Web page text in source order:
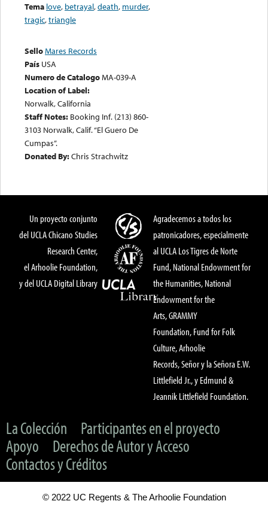
Tema love, betrayal,death, murder,
tragic,triangle
SelloMares Records
País USA
Numero de CatalogoMA-039-A
Location of Label:
Norwalk, California
Staff Notes: Booking Inf. (213) 860-
3103 Norwalk, Calif. “El Guero De
Cumpas”.
Donated By:Chris Strachwitz
Un proyecto conjunto
del UCLA Chicano Studies
Research Center,
el Arhoolie Foundation,
y del UCLA Digital Library
Agradecemos a todos los
patronicadores, especialmente
al UCLA Los Tigres de Norte
Fund, National Endowment for
the Humanities, National
Endowment for the
Arts, GRAMMY
Foundation, Fund for Folk
Culture, Arhoolie
Records, Señor y la Señora E.W.
Littlefield Jr., y Edmund &
Jeannik Littlefield Foundation.
La Colección
Participantes en el proyecto
Apoyo
Derechos de Autor y Acceso
Contactos y Créditos
© 2022 UC Regents & The Arhoolie Foundation